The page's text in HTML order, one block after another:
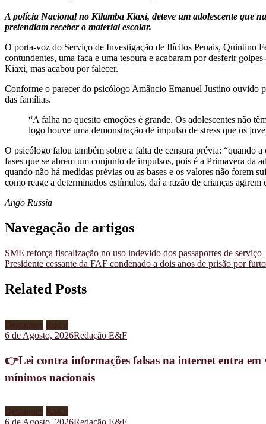
A polícia Nacional no Kilamba Kiaxi, deteve um adolescente que
pretendiam receber o material escolar.
O porta-voz do Serviço de Investigação de Ilícitos Penais, Quintino
contundentes, uma faca e uma tesoura e acabaram por desferir
Kiaxi, mas acabou por falecer.
Conforme o parecer do psicólogo Amâncio Emanuel Justino ouvido
das famílias.
“A falha no quesito emoções é grande. Os adolescentes não
logo houve uma demonstração de impulso de stress que os
O psicólogo falou também sobre a falta de censura prévia: “quando
fases que se abrem um conjunto de impulsos, pois é a Primavera da
quando não há medidas prévias ou as bases e os valores não forem
como reage a determinados estímulos, daí a razão de crianças agirem
Ango Russia
Navegação de artigos
SME reforça fiscalização no uso indevido dos passaportes de serviço
Presidente cessante da FAF condenado a dois anos de prisão por
Related Posts
Destaques Radar
6 de Agosto, 2026Redação E&F
👉Lei contra informações falsas na internet entra
mínimos nacionais
Destaques Radar
6 de Agosto, 2026Redação E&F